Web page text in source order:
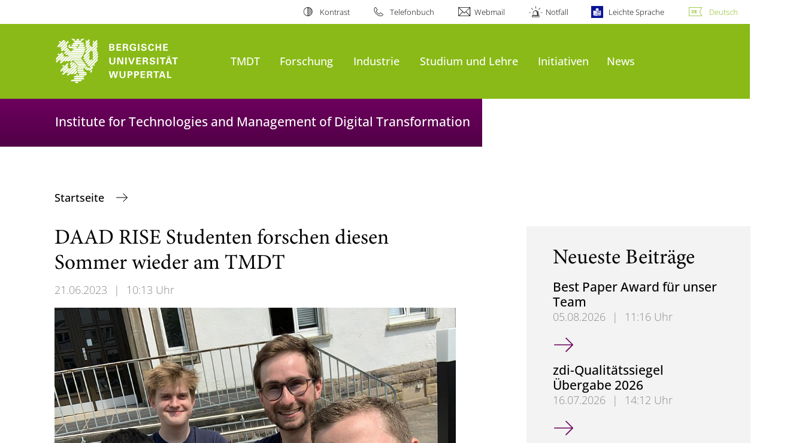
Kontrast Telefonbuch Webmail Notfall Leichte Sprache Deutsch
TMDT Forschung Industrie Studium und Lehre Initiativen News
Institute for Technologies and Management of Digital Transformation
Startseite
DAAD RISE Studenten forschen diesen
Sommer wieder am TMDT
21.06.2023 | 10:13 Uhr
Neueste Beiträge
Best Paper Award für unser
Team
05.08.2026 |
11:16 Uhr
Best Paper Award für unser Team
zdi-Qualitätssiegel
Übergabe 2026
16.07.2026 |
14:12 Uhr
zdi-Qualitätssiegel Übergabe 2026